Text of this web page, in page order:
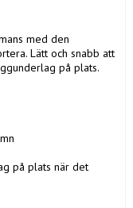
med den
Lätt och snabb att
på plats.
på plats när det